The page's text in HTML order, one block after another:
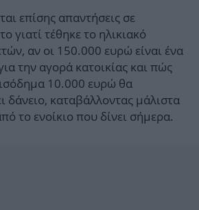
επίσης απαντήσεις σε
γιατί τέθηκε το ηλικιακό
αν οι 150.000 ευρώ είναι ένα
την αγορά κατοικίας και πώς
10.000 ευρώ θα
δάνειο, καταβάλλοντας μάλιστα
το ενοίκιο που δίνει σήμερα.